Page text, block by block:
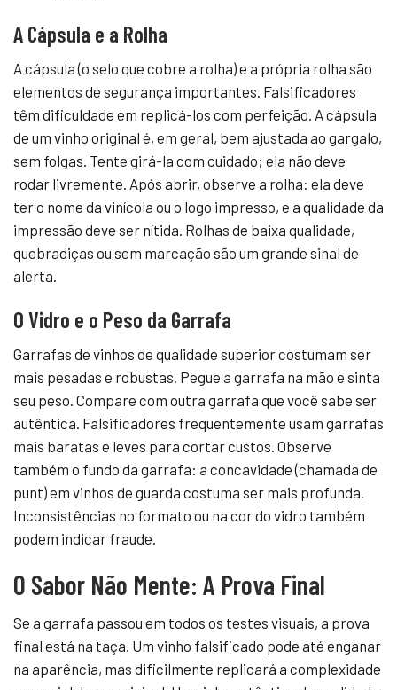
A Cápsula e a Rolha
A cápsula (o selo que cobre a rolha) e a própria rolha são
elementos de segurança importantes. Falsificadores
têm dificuldade em replicá-los com perfeição. A cápsula
de um vinho original é, em geral, bem ajustada ao gargalo,
sem folgas. Tente girá-la com cuidado; ela não deve
rodar livremente. Após abrir, observe a rolha: ela deve
ter o nome da vinícola ou o logo impresso, e a qualidade da
impressão deve ser nítida. Rolhas de baixa qualidade,
quebradiças ou sem marcação são um grande sinal de
alerta.
O Vidro e o Peso da Garrafa
Garrafas de vinhos de qualidade superior costumam ser
mais pesadas e robustas. Pegue a garrafa na mão e sinta
seu peso. Compare com outra garrafa que você sabe ser
autêntica. Falsificadores frequentemente usam garrafas
mais baratas e leves para cortar custos. Observe
também o fundo da garrafa: a concavidade (chamada de
punt) em vinhos de guarda costuma ser mais profunda.
Inconsistências no formato ou na cor do vidro também
podem indicar fraude.
O Sabor Não Mente: A Prova Final
Se a garrafa passou em todos os testes visuais, a prova
final está na taça. Um vinho falsificado pode até enganar
na aparência, mas dificilmente replicará a complexidade